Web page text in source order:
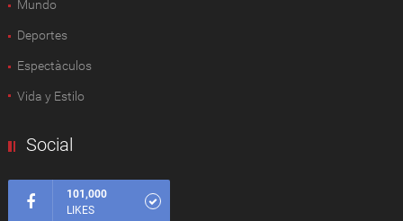
Mundo
Deportes
Espectàculos
Vida y Estilo
Social
101,000
LIKES